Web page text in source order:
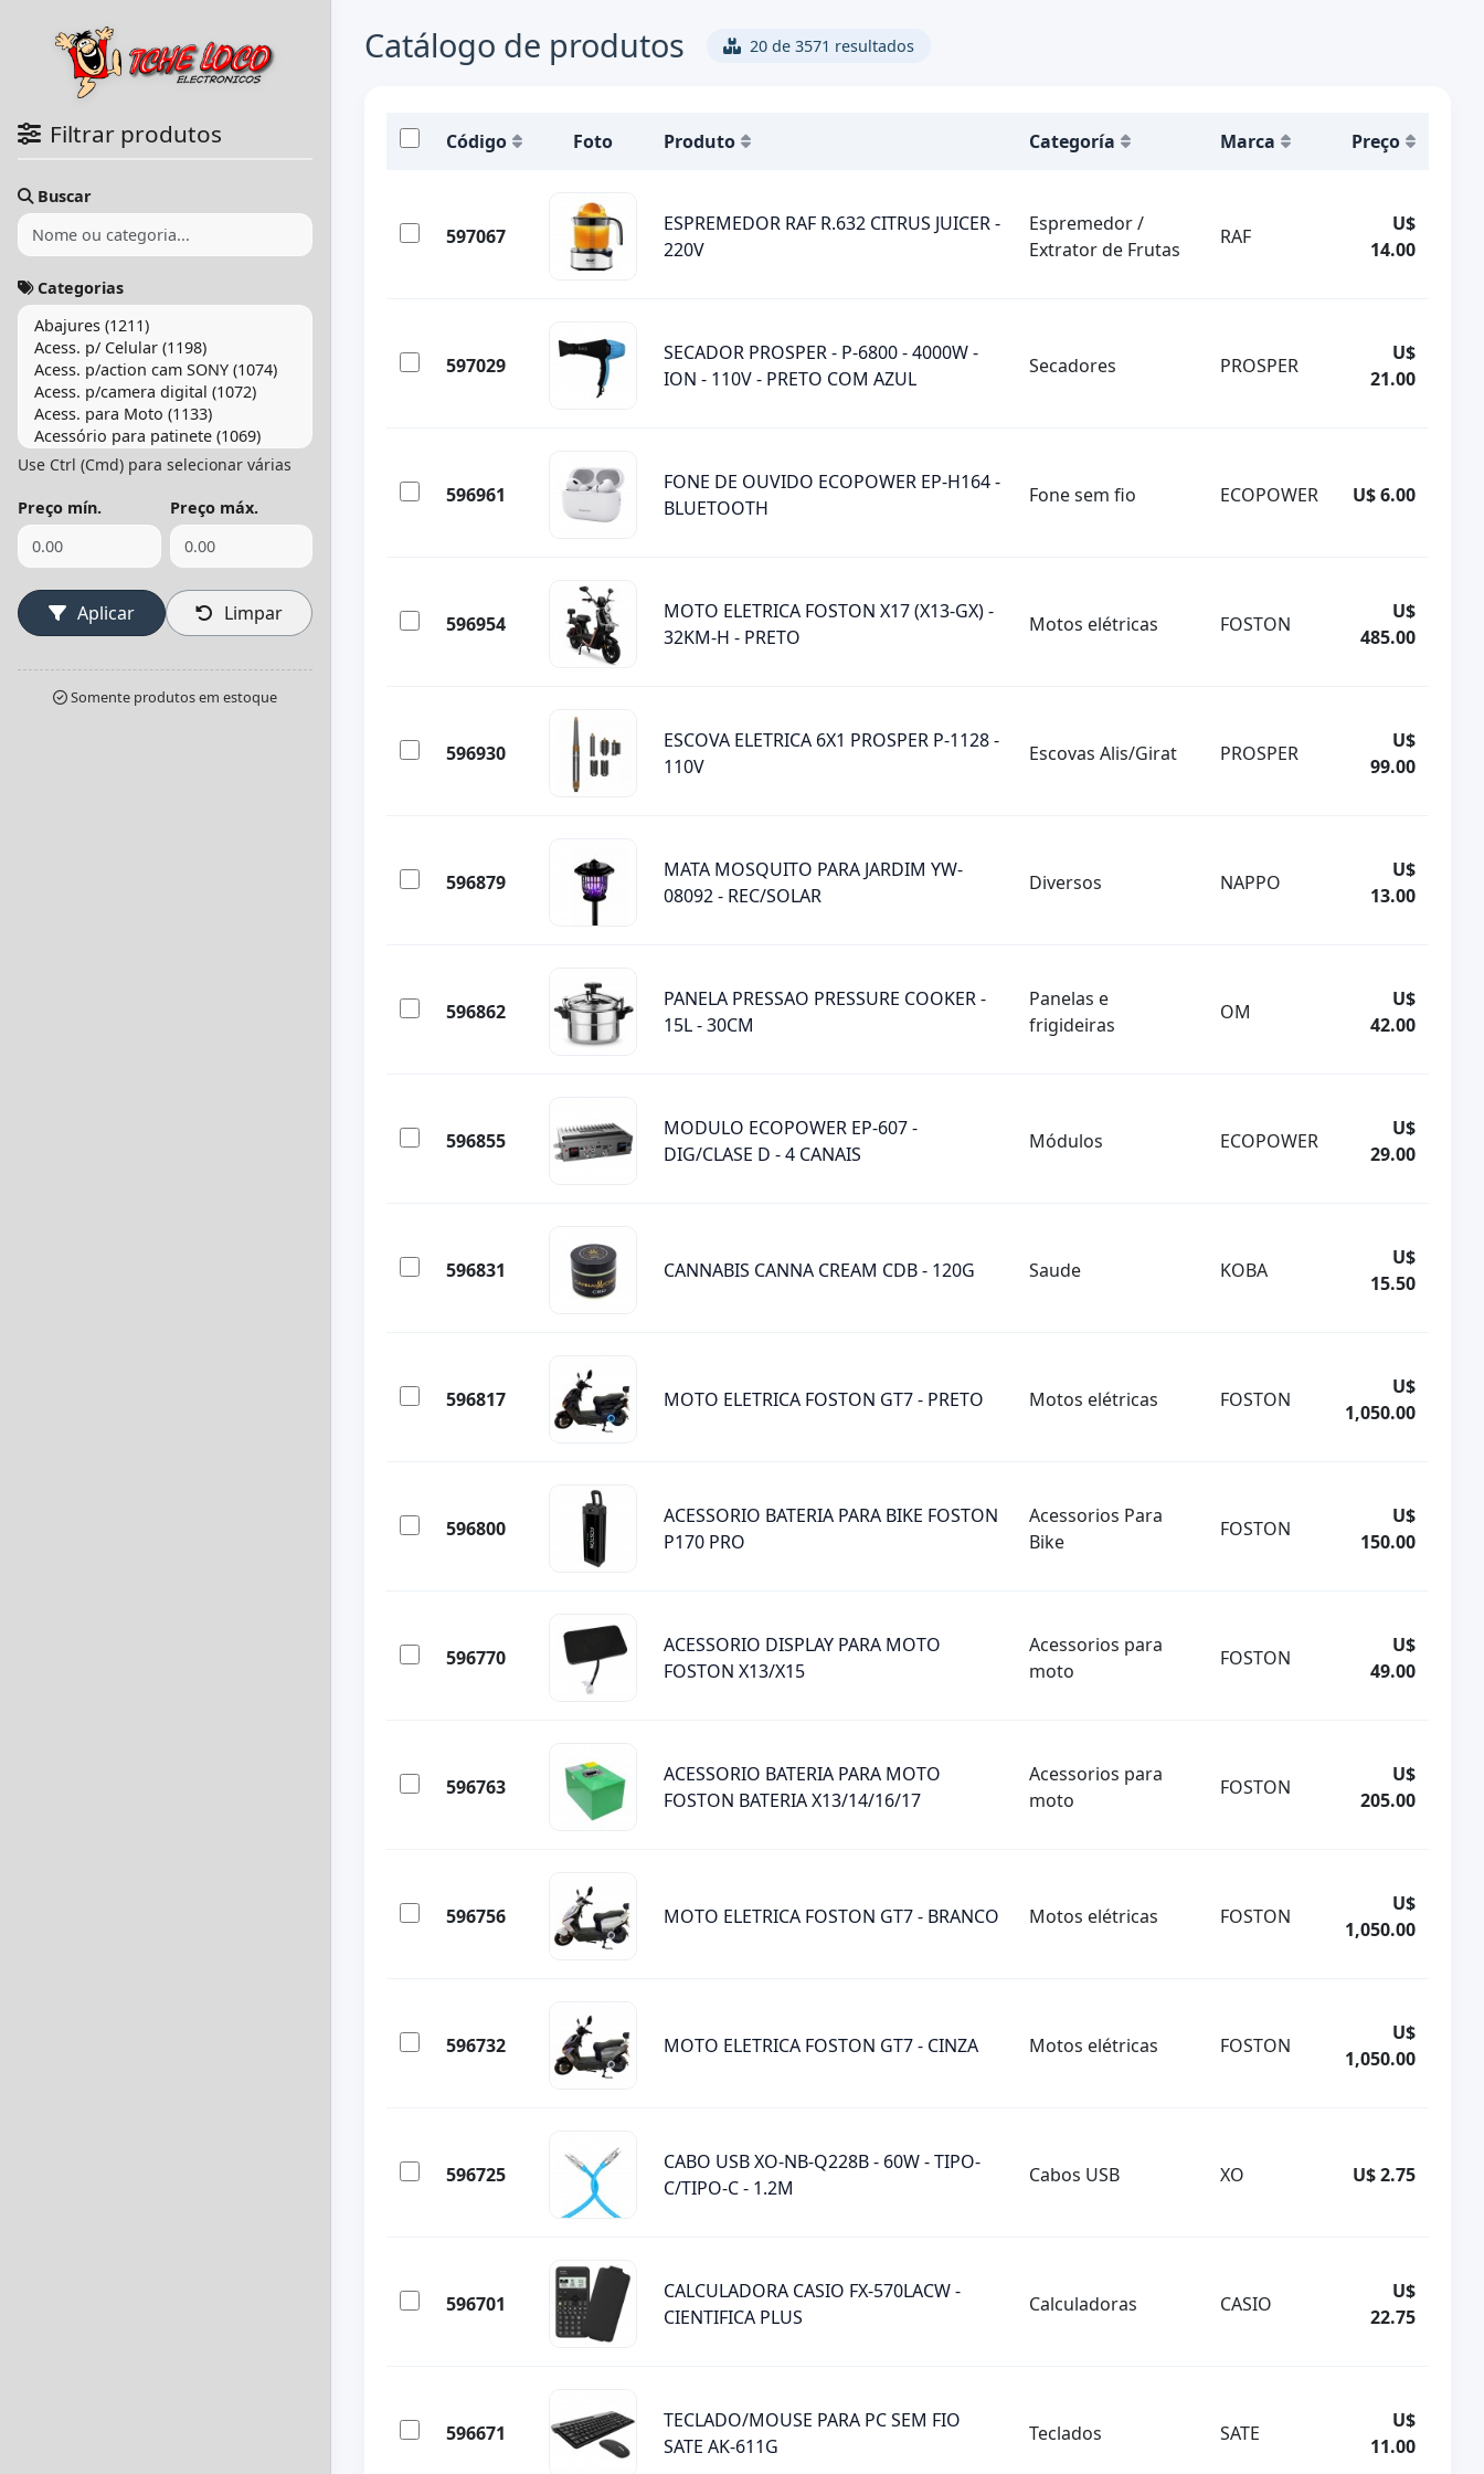
Filtrar produtos
Buscar
Categorias
Use Ctrl (Cmd) para selecionar várias
Preço mín. Preço máx.
Aplicar Limpar
Somente produtos em estoque
Catálogo de produtos 20 de 3571 resultados
Código Foto Produto Categoría Marca Preço
597067
ESPREMEDOR RAF R.632 CITRUS JUICER -
220V
Espremedor /
Extrator de Frutas
RAF
U$
14.00
597029
SECADOR PROSPER - P-6800 - 4000W -
ION - 110V - PRETO COM AZUL
Secadores PROSPER
U$
21.00
596961
FONE DE OUVIDO ECOPOWER EP-H164 -
BLUETOOTH
Fone sem fio ECOPOWER U$ 6.00
596954
MOTO ELETRICA FOSTON X17 (X13-GX) -
32KM-H - PRETO
Motos elétricas FOSTON
U$
485.00
596930
ESCOVA ELETRICA 6X1 PROSPER P-1128 -
110V
Escovas Alis/Girat PROSPER
U$
99.00
596879
MATA MOSQUITO PARA JARDIM YW-
08092 - REC/SOLAR
Diversos NAPPO
U$
13.00
596862
PANELA PRESSAO PRESSURE COOKER -
15L - 30CM
Panelas e
frigideiras
OM
U$
42.00
596855
MODULO ECOPOWER EP-607 -
DIG/CLASE D - 4 CANAIS
Módulos ECOPOWER
U$
29.00
596831 CANNABIS CANNA CREAM CDB - 120G Saude KOBA
U$
15.50
596817 MOTO ELETRICA FOSTON GT7 - PRETO Motos elétricas FOSTON
U$
1,050.00
596800
ACESSORIO BATERIA PARA BIKE FOSTON
P170 PRO
Acessorios Para
Bike
FOSTON
U$
150.00
596770
ACESSORIO DISPLAY PARA MOTO
FOSTON X13/X15
Acessorios para
moto
FOSTON
U$
49.00
596763
ACESSORIO BATERIA PARA MOTO
FOSTON BATERIA X13/14/16/17
Acessorios para
moto
FOSTON
U$
205.00
596756 MOTO ELETRICA FOSTON GT7 - BRANCO Motos elétricas FOSTON
U$
1,050.00
596732 MOTO ELETRICA FOSTON GT7 - CINZA Motos elétricas FOSTON
U$
1,050.00
596725
CABO USB XO-NB-Q228B - 60W - TIPO-
C/TIPO-C - 1.2M
Cabos USB XO U$ 2.75
596701
CALCULADORA CASIO FX-570LACW -
CIENTIFICA PLUS
Calculadoras CASIO
U$
22.75
596671
TECLADO/MOUSE PARA PC SEM FIO
SATE AK-611G
Teclados SATE
U$
11.00